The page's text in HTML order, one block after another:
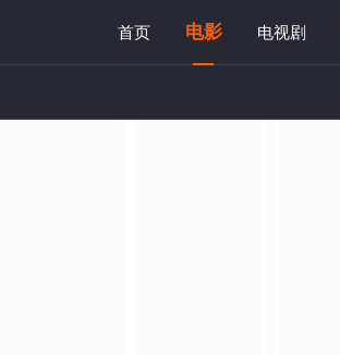
首页 电影 电视剧